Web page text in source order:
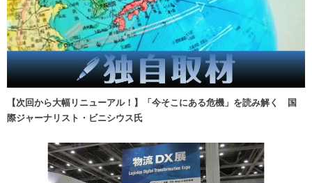
【次回から大幅リニューアル！】「今そこにある危機」を読み解く 国
際ジャーナリスト・ビニシウス氏